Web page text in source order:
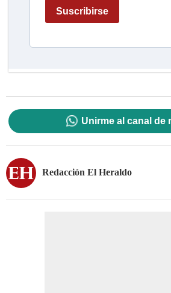
Unirme al canal de
Redacción El Heraldo